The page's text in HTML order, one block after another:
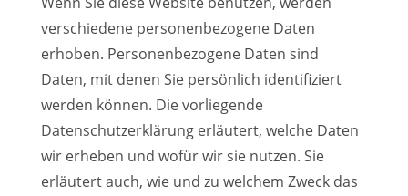
verschiedene personenbezogene Daten
erhoben. Personenbezogene Daten sind
Daten, mit denen Sie persönlich identifiziert
werden können. Die vorliegende
Datenschutzerklärung erläutert, welche Daten
wir erheben und wofür wir sie nutzen. Sie
erläutert auch, wie und zu welchem Zweck das